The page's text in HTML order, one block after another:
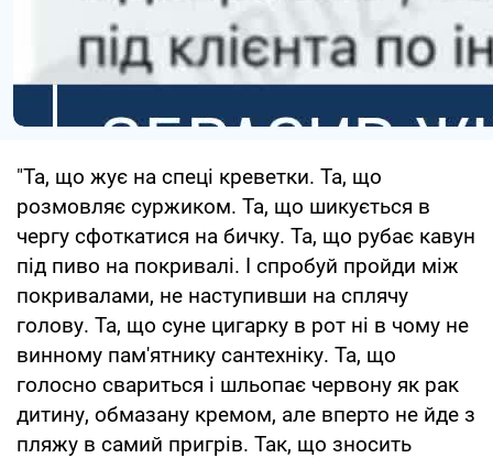
"Та, що жує на спеці креветки. Та, що
розмовляє суржиком. Та, що шикується в
чергу сфоткатися на бичку. Та, що рубає кавун
під пиво на покривалі. І спробуй пройди між
покривалами, не наступивши на сплячу
голову. Та, що суне цигарку в рот ні в чому не
винному пам'ятнику сантехніку. Та, що
голосно свариться і шльопає червону як рак
дитину, обмазану кремом, але вперто не йде з
пляжу в самий пригрів. Так, що зносить